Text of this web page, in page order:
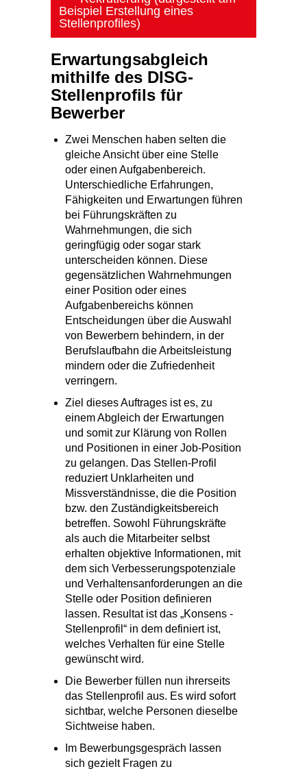
Beispiel Erstellung eines
Stellenprofiles)
Erwartungsabgleich
mithilfe des DISG-
Stellenprofils für
Bewerber
Zwei Menschen haben selten die
gleiche Ansicht über eine Stelle
oder einen Aufgabenbereich.
Unterschiedliche Erfahrungen,
Fähigkeiten und Erwartungen führen
bei Führungskräften zu
Wahrnehmungen, die sich
geringfügig oder sogar stark
unterscheiden können. Diese
gegensätzlichen Wahrnehmungen
einer Position oder eines
Aufgabenbereichs können
Entscheidungen über die Auswahl
von Bewerbern behindern, in der
Berufslaufbahn die Arbeitsleistung
mindern oder die Zufriedenheit
verringern.
Ziel dieses Auftrages ist es, zu
einem Abgleich der Erwartungen
und somit zur Klärung von Rollen
und Positionen in einer Job-Position
zu gelangen. Das Stellen-Profil
reduziert Unklarheiten und
Missverständnisse, die die Position
bzw. den Zuständigkeitsbereich
betreffen. Sowohl Führungskräfte
als auch die Mitarbeiter selbst
erhalten objektive Informationen, mit
dem sich Verbesserungspotenziale
und Verhaltensanforderungen an die
Stelle oder Position definieren
lassen. Resultat ist das „Konsens -
Stellenprofil“ in dem definiert ist,
welches Verhalten für eine Stelle
gewünscht wird.
Die Bewerber füllen nun ihrerseits
das Stellenprofil aus. Es wird sofort
sichtbar, welche Personen dieselbe
Sichtweise haben.
Im Bewerbungsgespräch lassen
sich gezielt Fragen zu